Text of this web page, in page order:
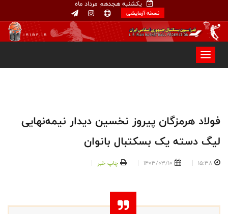
یکشنبه هجدهم مرداد ماه
نسخه آزمایشی
فولاد هرمزگان پیروز نخسین دیدار نیمه‌نهایی
لیگ دسته یک بسکتبال بانوان
15:38
1403/03/10 چاپ خبر